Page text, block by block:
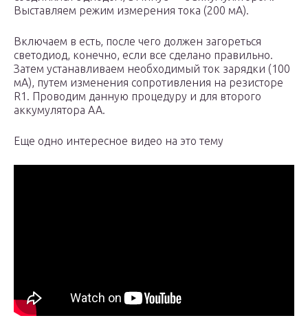
Выставляем режим измерения тока (200 мА).
Включаем в есть, после чего должен загореться
светодиод, конечно, если все сделано правильно.
Затем устанавливаем необходимый ток зарядки (100
мА), путем изменения сопротивления на резисторе
R1. Проводим данную процедуру и для второго
аккумулятора AA.
Еще одно интересное видео на это тему